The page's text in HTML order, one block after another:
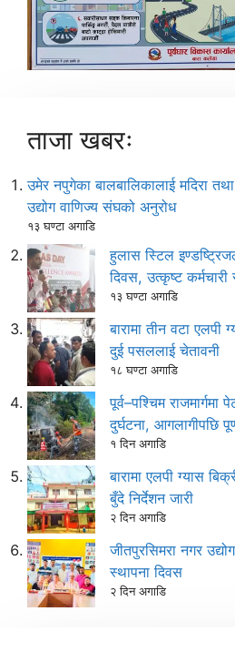
ताजा खबरः
उमेर नपुगेका बालबालिकालाई मदिरा
उद्योग वाणिज्य संघको अनुरोध
१३ घण्टा अगाडि
हुलास स्टिल
दिवस, उत्कृष्ट कर्मचारी
१३ घण्टा अगाडि
बारामा तीन वटा
दुई पसललाई चेतावनी
१८ घण्टा अगाडि
पूर्व–पश्चिम
दुर्घटना, आगलागीपछि
१ दिन अगाडि
बारामा एलपी ग्यास
बुँदे निर्देशन जारी
२ दिन अगाडि
जीतपुरसिमरा नगर
स्थापना दिवस
२ दिन अगाडि